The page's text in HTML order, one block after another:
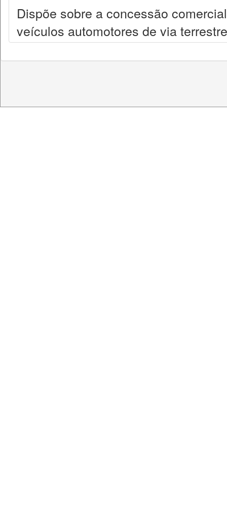
Dispõe sobre a concessão
veículos automotores de via